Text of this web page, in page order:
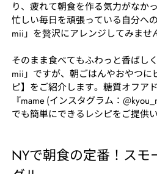
り、疲れて朝食を作る気力がなかっ
忙しい毎日を頑張っている自分へ
mii」を贅沢にアレンジしてみませ
そのまま食べてもふわっと香ばし
mii」ですが、朝ごはんやおやつに
ピ】 をご紹介します。糖質オフア
『mame (インスタグラム：
でも簡単にできるレシピをご提供
NYで朝食の定番！スモ